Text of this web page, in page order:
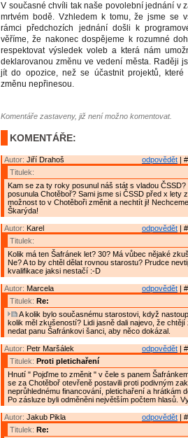
V současné chvíli tak naše povolební jednání v
mrtvém bodě. Vzhledem k tomu, že jsme se
rámci předchozích jednání došli k
věříme, že nakonec dospějeme k rozumné
respektovat výsledek voleb a která nám
deklarovanou změnu ve vedení města. Raději
jít do opozice, než se účastnit projektů, které
změnu nepřinesou.
Komentáře zastaveny, již není možno komentovat.
KOMENTÁŘE:
odpovědět |
Autor: Jiří Drahoš
Titulek:
Kam se za ty roky posunul náš stát s vladou ČSSD?
posunula Chotěboř? Sami jsme si ČSSD před x lety
možnost to v Chotěboři změnit a nechtít ji!
Škarýda!
odpovědět |
Autor: Karel
Titulek:
Kolik má ten Šafránek let? 30? Má vůbec nějaké
Ne? A to by chtěl dělat rovnou starostu? Prudce
kvalifikace jaksi nestačí :-D
odpovědět |
Autor: Marcela
Titulek: Re:
A kolik bylo současnému starostovi, když
kolik měl zkušeností? Lidi jasně dali najevo, že
nedat panu Šafránkovi šanci, aby něco dokázal.
odpovědět |
Autor: Petr Maršálek
Titulek: Proti pletichaření
Hnutí " Pojďme to změnit " v čele s panem
se za Chotěboř otevřeně postavili proti podivným
neprůhlednému financování, pletichaření a hrátkám
Po zásluze byli odměněni největším počtem hlasů.
odpovědět |
Autor: Jakub Pikla
Titulek: Re: